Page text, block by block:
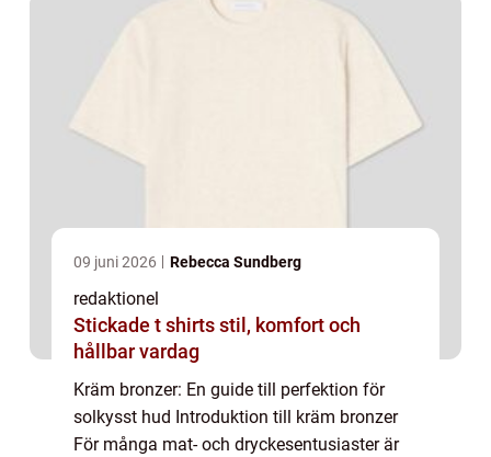
09 juni 2026 Rebecca Sundberg
redaktionel
Stickade t shirts stil, komfort och
hållbar vardag
Kräm bronzer: En guide till perfektion för
solkysst hud Introduktion till kräm bronzer
För många mat- och dryckesentusiaster är